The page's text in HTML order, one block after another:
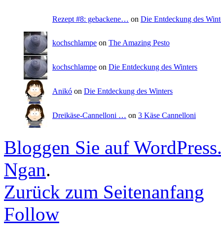
Rezept #8: gebackene… on Die Entdeckung des
kochschlampe on The Amazing Pesto
kochschlampe on Die Entdeckung des Winters
Anikó on Die Entdeckung des Winters
Dreikäse-Cannelloni … on 3 Käse Cannelloni
Bloggen Sie auf
Ngan.
Zurück zum Seitenanfang
Follow